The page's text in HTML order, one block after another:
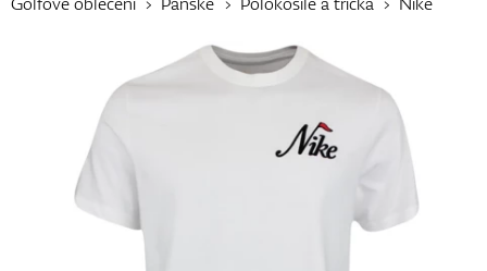
Značky
Golfové hole